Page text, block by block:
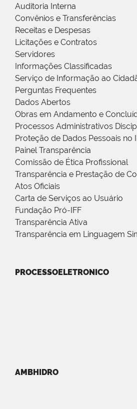
Auditoria Interna
Convênios e Transferências
Receitas e Despesas
Licitações e Contratos
Servidores
Informações Classificadas
Serviço de Informação ao
Perguntas Frequentes
Dados Abertos
Obras em Andamento e
Processos Administrativos
Proteção de Dados Pessoais no
Painel Transparência
Comissão de Ética Profissional
Transparência e Prestação de
Atos Oficiais
Carta de Serviços ao Usuário
Fundação Pró-IFF
Transparência Ativa
Transparência em Linguagem
PROCESSOELETRONICO
AMBHIDRO